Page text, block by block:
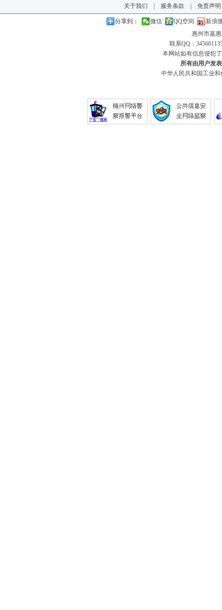
关于我们 服务条款 免责声明
分享到： 微信 QQ空间
新浪
惠州市嘉
联系QQ：
本网站如有信息侵犯
所有由用户发
中华人民共和国工业